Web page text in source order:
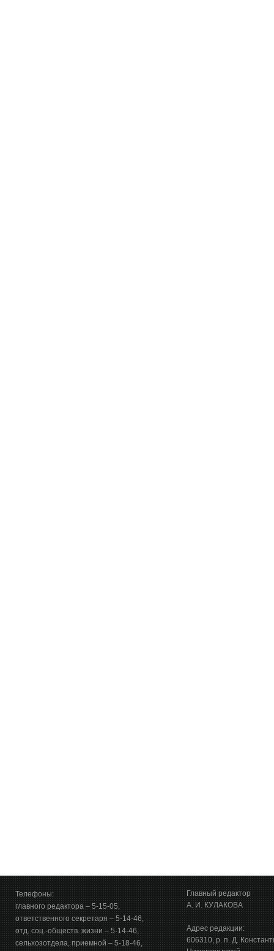
Телефоны:
главного редактора – 5-15-05,
ответственного секретаря – 5-14-46,
отд. соц.-обществ. жизни – 5-14-46,
сельхозотдела, приемной – 5-18-46,
Главный редактор
А. И. КУЛАКОВА
Адрес редакции:
606310, р. п. Д.